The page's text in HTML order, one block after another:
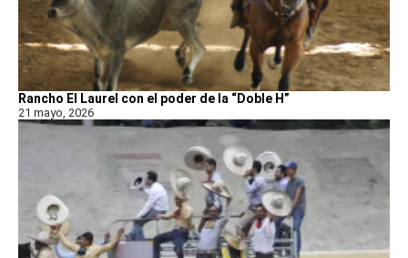
Rancho El Laurel con el poder de la “Doble H”
21 mayo, 2026